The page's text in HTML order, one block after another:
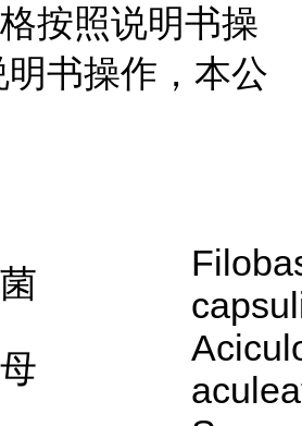
按照说明书操
书操作，本公